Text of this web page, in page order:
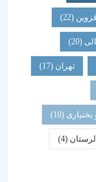
(10)
(4)